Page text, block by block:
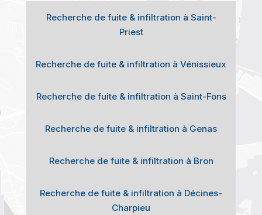
Recherche de fuite & infiltration à Saint-
Priest
Recherche de fuite & infiltration à Vénissieux
Recherche de fuite & infiltration à Saint-Fons
Recherche de fuite & infiltration à Genas
Recherche de fuite & infiltration à Bron
Recherche de fuite & infiltration à Décines-
Charpieu